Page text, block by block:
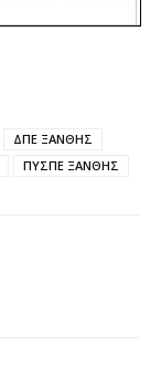
ΔΠΕ ΞΑΝΘΗΣ
ΠΥΣΠΕ ΞΑΝΘΗΣ